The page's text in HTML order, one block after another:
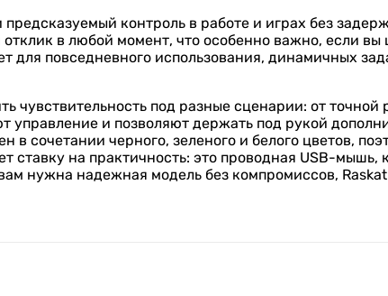
контроль в работе и играх без
в любой момент, что особенно важно, если
для повседневного использования, динамичных
чувствительность под разные сценарии: от точной
и позволяют держать под рукой
сочетании черного, зеленого и белого цветов,
ставку на практичность: это проводная USB-мышь,
нужна надежная модель без компромиссов,